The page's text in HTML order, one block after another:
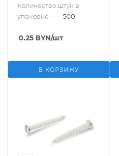
Количество штук в
упаковке — 500
0.25 BYN/шт
В КОРЗИНУ